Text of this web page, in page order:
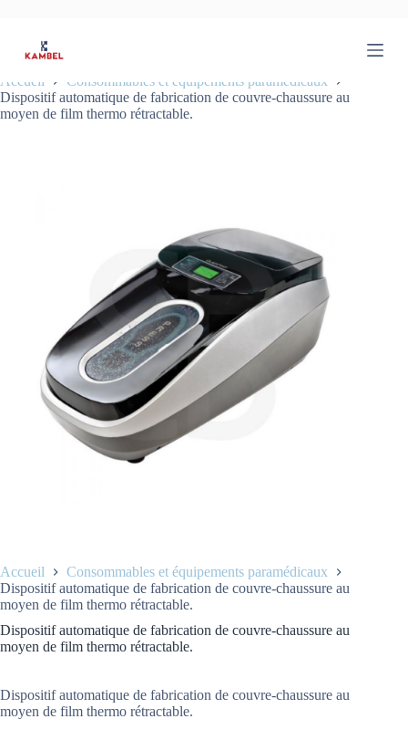
e
r
a
Accueil
Consommables et équipements paramédicaux
Dispositif automatique de fabrication de couvre-chaussure au
moyen de film thermo rétractable.
Accueil
Consommables et équipements paramédicaux
Dispositif automatique de fabrication de couvre-chaussure au
moyen de film thermo rétractable.
Dispositif automatique de fabrication de couvre-chaussure au
moyen de film thermo rétractable.
Dispositif automatique de fabrication de couvre-chaussure au
moyen de film thermo rétractable.